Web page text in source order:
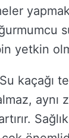
yetkin
kaçağı
aynı